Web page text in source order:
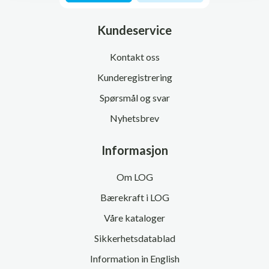
Kundeservice
Kontakt oss
Kunderegistrering
Spørsmål og svar
Nyhetsbrev
Informasjon
Om LOG
Bærekraft i LOG
Våre kataloger
Sikkerhetsdatablad
Information in English